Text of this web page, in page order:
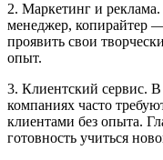
2. Маркетинг и
менеджер, копирайтер
проявить свои
опыт.
3. Клиентский сервис. В
компаниях часто
клиентами без опыта.
готовность учиться